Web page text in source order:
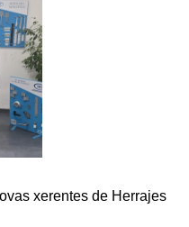
xerentes de Herrajes